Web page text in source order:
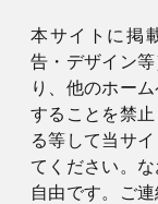
本サイトに掲
告・デザイン
り、他のホー
することを禁
る等して当サ
てください。
自由です。ご